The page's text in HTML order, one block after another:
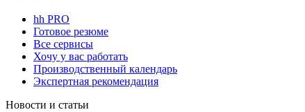
hh PRO
Готовое резюме
Все сервисы
Хочу у вас работать
Производственный календарь
Экспертная рекомендация
Новости и статьи